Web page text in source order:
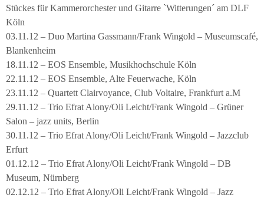
Stückes für Kammerorchester und Gitarre `Witterungen´ am DLF
Köln
03.11.12 – Duo Martina Gassmann/Frank Wingold – Museumscafé,
Blankenheim
18.11.12 – EOS Ensemble, Musikhochschule Köln
22.11.12 – EOS Ensemble, Alte Feuerwache, Köln
23.11.12 – Quartett Clairvoyance, Club Voltaire, Frankfurt a.M
29.11.12 – Trio Efrat Alony/Oli Leicht/Frank Wingold – Grüner
Salon – jazz units, Berlin
30.11.12 – Trio Efrat Alony/Oli Leicht/Frank Wingold – Jazzclub
Erfurt
01.12.12 – Trio Efrat Alony/Oli Leicht/Frank Wingold – DB
Museum, Nürnberg
02.12.12 – Trio Efrat Alony/Oli Leicht/Frank Wingold – Jazz